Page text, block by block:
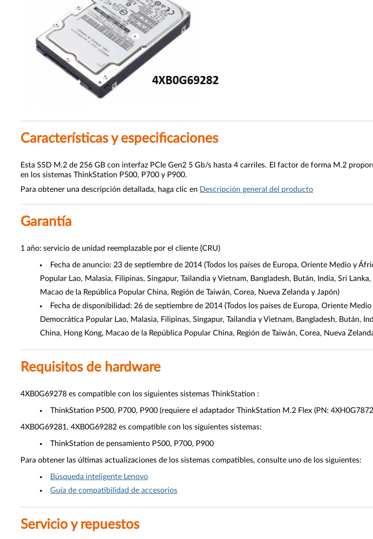
Características y especificaciones
Esta SSD M.2 de 256 GB con interfaz PCIe Gen2 5 Gb/s hasta 4 carriles. El factor de forma M.2
en los sistemas ThinkStation P500, P700 y P900.
Para obtener una descripción detallada, haga clic en Descripción general del producto
Garantía
1 año: servicio de unidad reemplazable por el cliente (CRU)
Fecha de anuncio: 23 de septiembre de 2014 (Todos los países de Europa, Oriente Medio y
Popular Lao, Malasia, Filipinas, Singapur, Tailandia y Vietnam, Bangladesh, Bután, India, Sri
Macao de la República Popular China, Región de Taiwán, Corea, Nueva Zelanda y Japón)
Fecha de disponibilidad: 26 de septiembre de 2014 (Todos los países de Europa, Oriente
Democrática Popular Lao, Malasia, Filipinas, Singapur, Tailandia y Vietnam, Bangladesh, Bután,
China, Hong Kong, Macao de la República Popular China, Región de Taiwán, Corea, Nueva
Requisitos de hardware
4XB0G69278 es compatible con los siguientes sistemas ThinkStation :
ThinkStation P500, P700, P900 (requiere el adaptador ThinkStation M.2 Flex (PN:
4XB0G69281, 4XB0G69282 es compatible con los siguientes sistemas:
ThinkStation de pensamiento P500, P700, P900
Para obtener las últimas actualizaciones de los sistemas compatibles, consulte uno de los siguientes:
Búsqueda inteligente Lenovo
Guía de compatibilidad de accesorios
Servicio y repuestos